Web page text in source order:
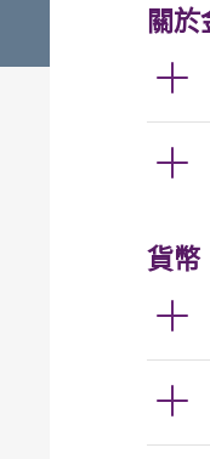
關於
貨幣